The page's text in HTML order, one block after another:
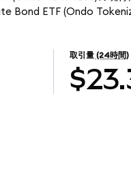
Bond ETF (Ondo
取引量 (24時間)